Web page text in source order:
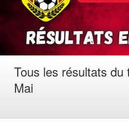
Tous les résultats du
Mai